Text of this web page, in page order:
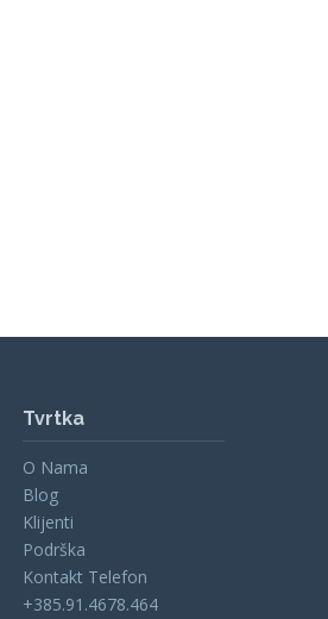
Tvrtka
O Nama
Blog
Klijenti
Podrška
Kontakt Telefon
+385.91.4678.464